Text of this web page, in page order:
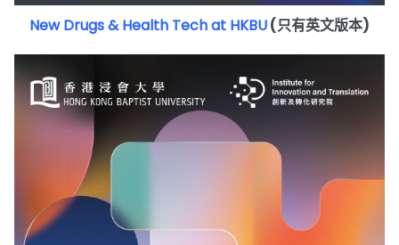
New Drugs & Health Tech at HKBU(只有英文版本)